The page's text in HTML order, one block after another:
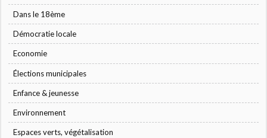
Dans le 18ème
Démocratie locale
Economie
Élections municipales
Enfance & jeunesse
Environnement
Espaces verts, végétalisation